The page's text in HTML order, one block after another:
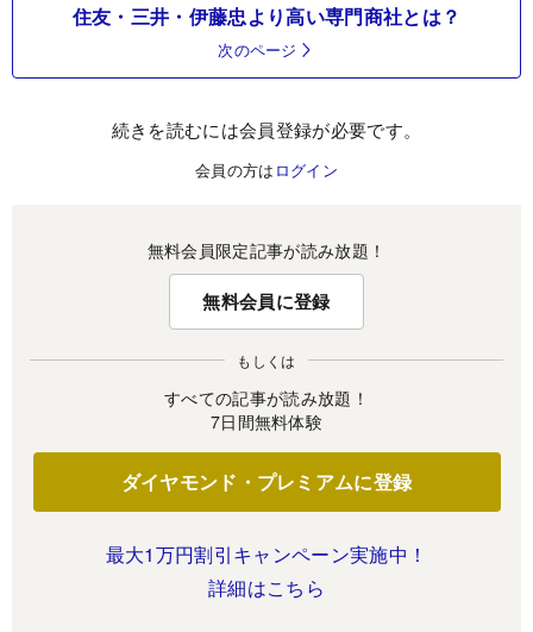
住友・三井・伊藤忠より高い専門商社とは？
次のページ
続きを読むには会員登録が必要です。
会員の方は ログイン
無料会員限定記事が読み放題！
無料会員に登録
もしくは
すべての記事が読み放題！
7日間無料体験
ダイヤモンド・プレミアムに登録
最大1万円割引キャンペーン実施中！
詳細はこちら